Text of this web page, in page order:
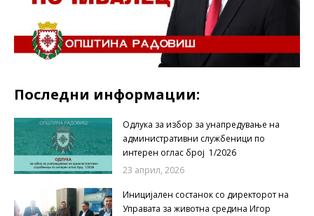
Последни информации:
Одлука за избор за унапредување на
административни службеници по
интерен оглас број 1/2026
23 април, 2026
Иницијален состанок со директорот на
Управата за животна средина Игор